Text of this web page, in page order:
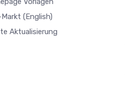
(English)
Aktualisierung